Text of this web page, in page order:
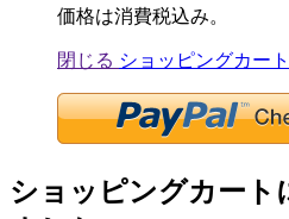
価格は消費税込み。
閉じる ショッピングカー
ショッピングカート